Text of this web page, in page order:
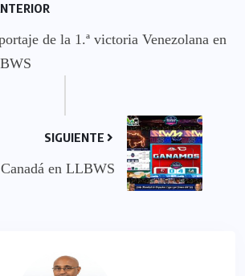
de la 1.ª victoria Venezolana en
SIGUIENTE
en LLBWS